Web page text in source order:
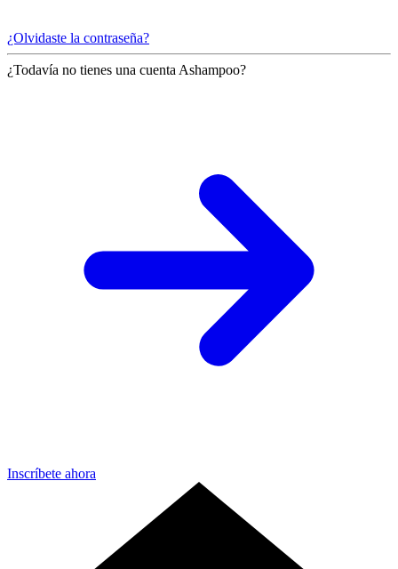
¿Olvidaste la contraseña?
¿Todavía no tienes una cuenta Ashampoo?
Inscríbete ahora